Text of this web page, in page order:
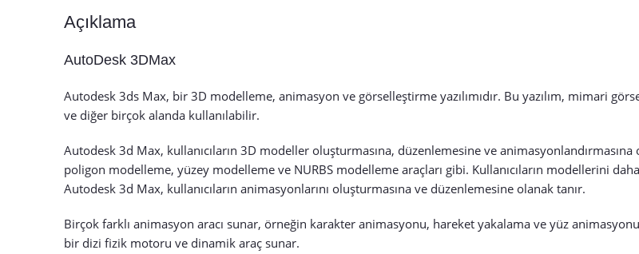
Açıklama
AutoDesk 3DMax
Autodesk 3ds Max, bir 3D modelleme, animasyon ve görselleştirme yazılımıdır. Bu yazılım, mimari
ve diğer birçok alanda kullanılabilir.
Autodesk 3d Max, kullanıcıların 3D modeller oluşturmasına, düzenlemesine ve
poligon modelleme, yüzey modelleme ve NURBS modelleme araçları gibi. Kullanıcıların modellerini
Autodesk 3d Max, kullanıcıların animasyonlarını oluşturmasına ve düzenlemesine olanak tanır.
Birçok farklı animasyon aracı sunar, örneğin karakter animasyonu, hareket yakalama ve yüz
bir dizi fizik motoru ve dinamik araç sunar.